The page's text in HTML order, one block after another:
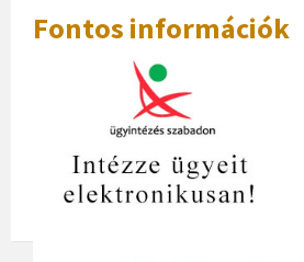
Fontos információk